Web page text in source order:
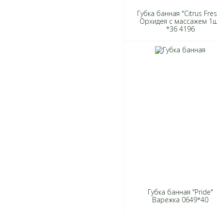
Губка банная "Citrus
Орхидея с массажем
*36 4196
Губка банная "Pride"
Варежка 0649*40